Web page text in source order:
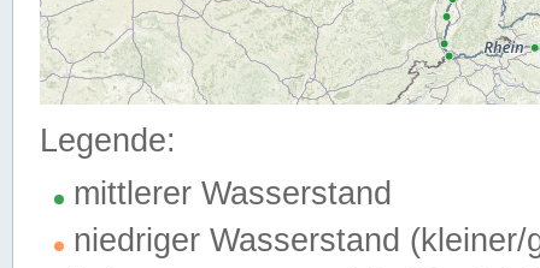
Legende:
mittlerer Wasserstand
niedriger Wasserstand (kleiner/